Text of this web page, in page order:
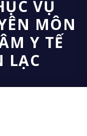
VỤ
MÔN
Y TẾ
LẠC